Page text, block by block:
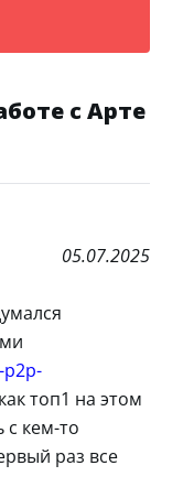
с Арте
05.07.2025
топ1 на этом
с кем-то
раз все